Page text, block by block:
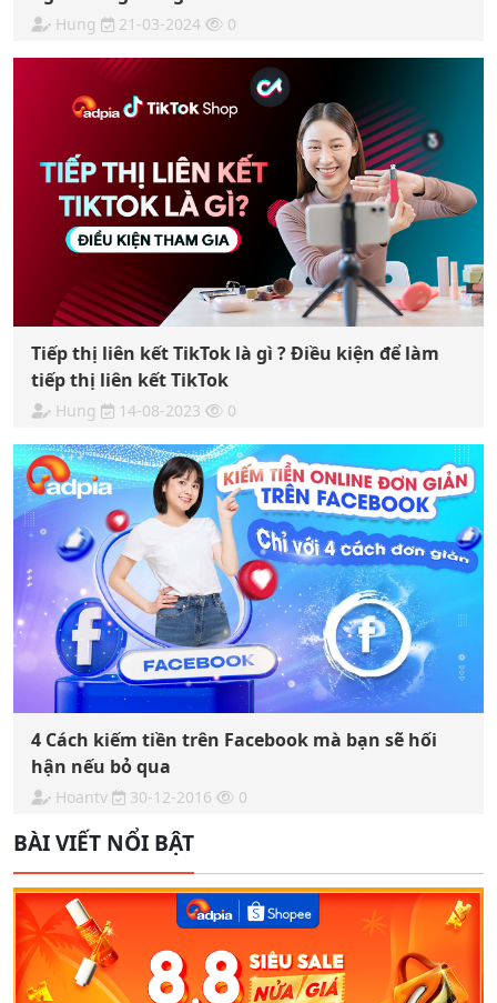
Hung 21-03-2024 0
Tiếp thị liên kết TikTok là gì ? Điều kiện để làm
tiếp thị liên kết TikTok
Hung 14-08-2023 0
4 Cách kiếm tiền trên Facebook mà bạn sẽ hối
hận nếu bỏ qua
Hoantv 30-12-2016 0
BÀI VIẾT NỔI BẬT